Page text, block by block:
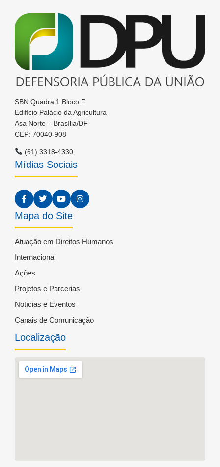
SBN Quadra 1 Bloco F
Edifício Palácio da Agricultura
Asa Norte – Brasília/DF
CEP: 70040-908
(61) 3318-4330
Mídias Sociais
Mapa do Site
Atuação em Direitos Humanos
Internacional
Ações
Projetos e Parcerias
Notícias e Eventos
Canais de Comunicação
Localização